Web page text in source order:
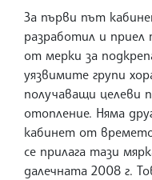
За първи път
разработил и
от мерки за
уязвимите групи
получаващи целеви
отопление. Няма
кабинет от
се прилага тази
далечната 2008 г.